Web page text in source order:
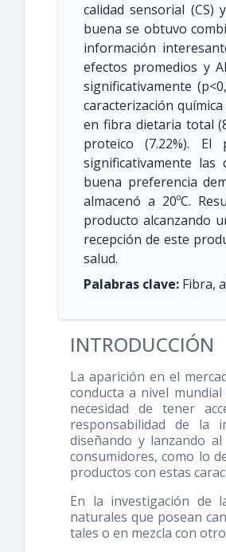
calidad sensorial (CS)
buena se obtuvo
información
efectos promedios y
significativamente
caracterización
en fibra dietaria total
proteico (7.22%).
significativamente las
buena preferencia
almacenó a 20ºC.
producto alcanzando
recepción de este
salud.
Palabras clave: Fibra,
INTRODUCCIÓN
La aparición en el
conducta a nivel
necesidad de tener
responsabilidad de la
diseñando y lanzando
consumidores, como lo
productos con estas
En la investigación de
naturales que posean
tales o en mezcla con